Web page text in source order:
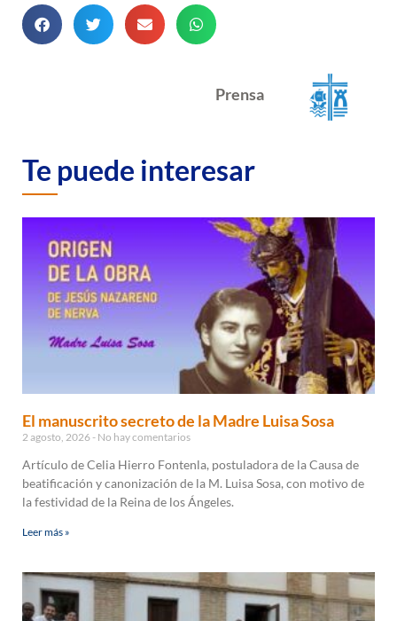
Prensa
Te puede interesar
El manuscrito secreto de la Madre Luisa Sosa
2 agosto, 2026 No hay comentarios
Artículo de Celia Hierro Fontenla, postuladora de la Causa de
beatificación y canonización de la M. Luisa Sosa, con motivo de
la festividad de la Reina de los Ángeles.
Leer más »